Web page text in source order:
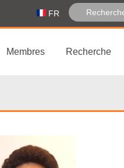
FR
Membres Recherche